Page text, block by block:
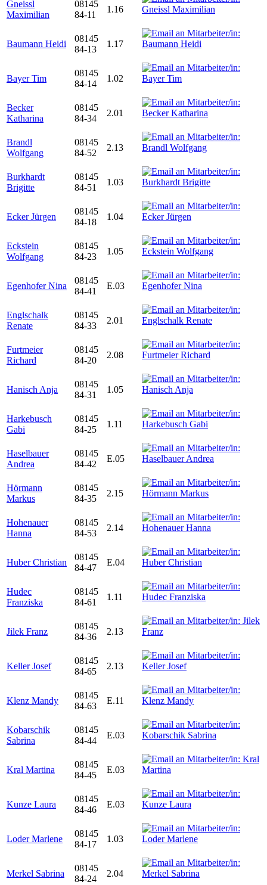
Gneissl
Maximilian
08145
84-11
1.16
Baumann Heidi
08145
84-13
1.17
Bayer Tim
08145
84-14
1.02
Becker
Katharina
08145
84-34
2.01
Brandl
Wolfgang
08145
84-52
2.13
Burkhardt
Brigitte
08145
84-51
1.03
Ecker Jürgen
08145
84-18
1.04
Eckstein
Wolfgang
08145
84-23
1.05
Egenhofer Nina
08145
84-41
E.03
Englschalk
Renate
08145
84-33
2.01
Furtmeier
Richard
08145
84-20
2.08
Hanisch Anja
08145
84-31
1.05
Harkebusch
Gabi
08145
84-25
1.11
Haselbauer
Andrea
08145
84-42
E.05
Hörmann
Markus
08145
84-35
2.15
Hohenauer
Hanna
08145
84-53
2.14
Huber Christian
08145
84-47
E.04
Hudec
Franziska
08145
84-61
1.11
Jilek Franz
08145
84-36
2.13
Keller Josef
08145
84-65
2.13
Klenz Mandy
08145
84-63
E.11
Kobarschik
Sabrina
08145
84-44
E.03
Kral Martina
08145
84-45
E.03
Kunze Laura
08145
84-46
E.03
Loder Marlene
08145
84-17
1.03
Merkel Sabrina
08145
84-24
2.04